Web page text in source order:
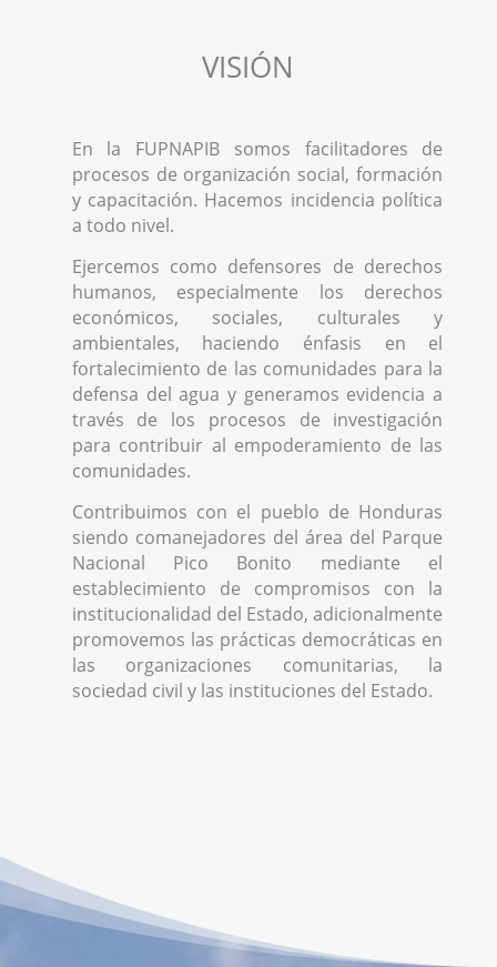
VISIÓN
En la FUPNAPIB somos facilitadores de
procesos de organización social, formación
y capacitación. Hacemos incidencia política
a todo nivel.
Ejercemos como defensores de derechos
humanos, especialmente los derechos
económicos, sociales, culturales y
ambientales, haciendo énfasis en el
fortalecimiento de las comunidades para la
defensa del agua y generamos evidencia a
través de los procesos de investigación
para contribuir al empoderamiento de las
comunidades.
Contribuimos con el pueblo de Honduras
siendo comanejadores del área del Parque
Nacional Pico Bonito mediante el
establecimiento de compromisos con la
institucionalidad del Estado, adicionalmente
promovemos las prácticas democráticas en
las organizaciones comunitarias, la
sociedad civil y las instituciones del Estado.